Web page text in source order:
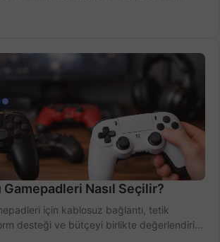
Gamepadleri Nasıl Seçilir?
için kablosuz bağlantı, tetik
desteği ve bütçeyi birlikte değerlendirin;